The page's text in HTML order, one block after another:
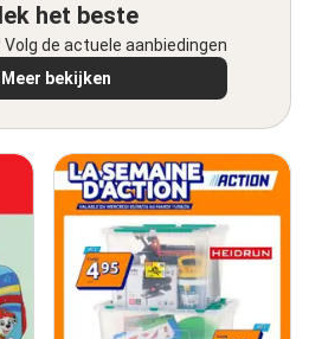
het beste
de actuele aanbiedingen
Meer bekijken